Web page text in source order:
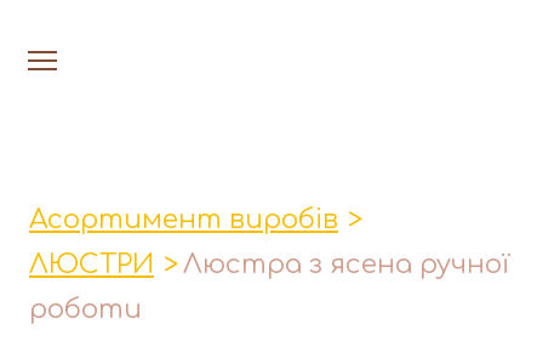
Асортимент виробів
ЛЮСТРИ
Люстра з ясена ручної
роботи